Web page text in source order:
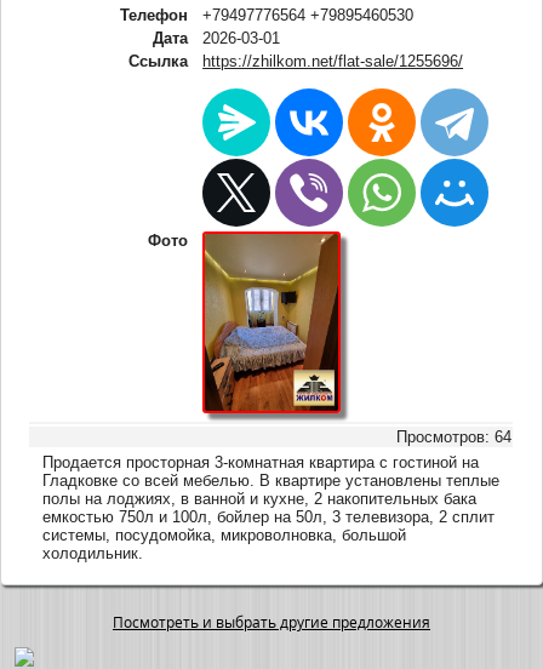
Телефон
+79497776564 +79895460530
Дата
2026-03-01
Ссылка
https://zhilkom.net/flat-sale/1255696/
Фото
Просмотров: 64
Продается просторная 3-комнатная квартира с гостиной на
Гладковке со всей мебелью. В квартире установлены теплые
полы на лоджиях, в ванной и кухне, 2 накопительных бака
емкостью 750л и 100л, бойлер на 50л, 3 телевизора, 2 сплит
системы, посудомойка, микроволновка, большой
холодильник.
Посмотреть и выбрать другие предложения